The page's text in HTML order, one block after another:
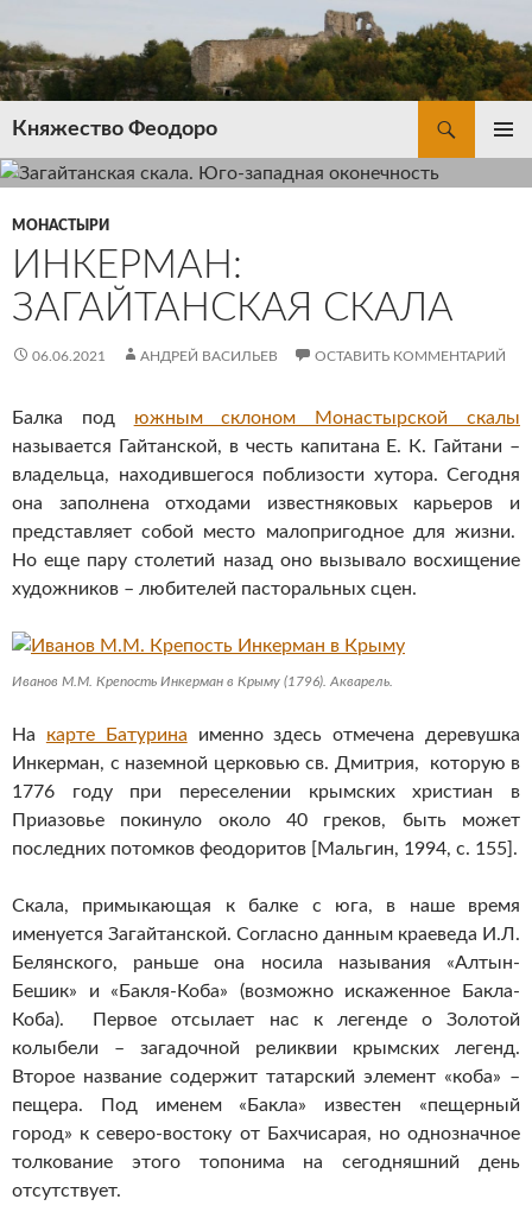
к
содержимому
Княжество Феодоро
Поиск
МОНАСТЫРИ
ИНКЕРМАН:
ЗАГАЙТАНСКАЯ СКАЛА
06.06.2021 АНДРЕЙ ВАСИЛЬЕВ ОСТАВИТЬ КОММЕНТАРИЙ
Балка под южным склоном Монастырской скалы
называется Гайтанской, в честь капитана Е. К. Гайтани –
владельца, находившегося поблизости хутора. Сегодня
она заполнена отходами известняковых карьеров и
представляет собой место малопригодное для жизни.
Но еще пару столетий назад оно вызывало восхищение
художников – любителей пасторальных сцен.
Иванов М.М. Крепость Инкерман в Крыму (1796). Акварель.
На карте Батурина именно здесь отмечена деревушка
Инкерман, с наземной церковью св. Дмитрия, которую в
1776 году при переселении крымских христиан в
Приазовье покинуло около 40 греков, быть может
последних потомков феодоритов [Мальгин, 1994, с. 155].
Скала, примыкающая к балке с юга, в наше время
именуется Загайтанской. Согласно данным краеведа И.Л.
Белянского, раньше она носила называния «Алтын-
Бешик» и «Бакля-Коба» (возможно искаженное Бакла-
Коба). Первое отсылает нас к легенде о Золотой
колыбели – загадочной реликвии крымских легенд.
Второе название содержит татарский элемент «коба» –
пещера. Под именем «Бакла» известен «пещерный
город» к северо-востоку от Бахчисарая, но однозначное
толкование этого топонима на сегодняшний день
отсутствует.